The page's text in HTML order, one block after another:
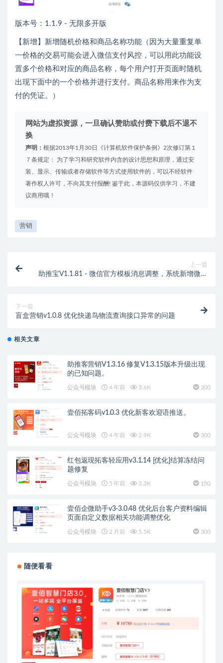
版本号：1.1.9 - 无限多开版
【新增】新增随机价格和商品名称功能（因为大量重复单
一价格的交易可能会进入微信支付风控，可以用此功能设
置多个价格和对应的商品名称，每个用户打开页面时随机
出现下面中的一个价格并进行支付。商品名称用来作为支
付的凭证。）
网站为虚拟资源，一旦确认赞助或付费下载后不退不
换
声明： 根据2013年1月30日《计算机软件保护条例》2次修订第１
７条规定： 为了学习和研究软件内含的设计思想和原理，通过安
装、显示、传输或者存储软件等方式使用软件的，可以不经软件
著作权人许可，不向其支付报酬! 鉴于此，本源码仅供学习，不建
议商用哦！
营销
上一篇
助推宝V1.1.81 - 微信官方模板消息调整，系统新增微信
下一篇
盲盒营销v1.0.8 优化快递鸟物流查询接口异常的问题
相关文章
助推客营销V1.3.16 修复V1.3.15版本升级出现
的已知问题。
公众号模块 4 年前 3.6K 200
壹佰拓客码v1.0.3 优化新客欢迎语推送。
公众号模块 4 年前 2.9K 300
红包返现拓客轻应用v3.1.14 [优化]结算冻结问
题修复
公众号模块 5 年前 3.3K 150
壹佰企微助手v3-3.0.48 优化后台客户资料编辑
页面自定义数据相关功能调整优化
公众号模块 2 月前 5.5K 300
随便看看